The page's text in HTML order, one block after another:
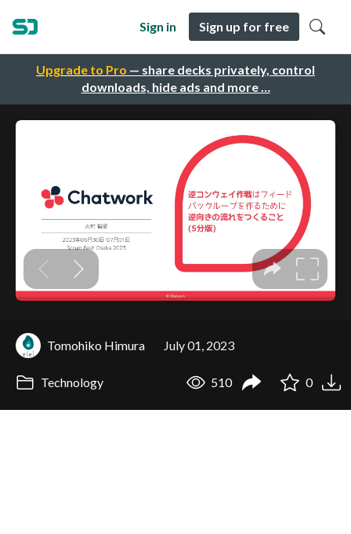
Upgrade to Pro — share decks privately, control
downloads, hide ads and more …
Sign in Sign up for free
Tomohiko Himura July 01, 2023
Technology 510 0